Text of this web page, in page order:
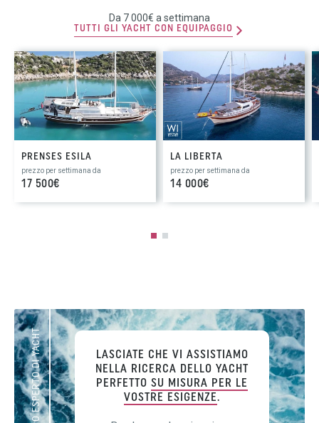
Da 7 000€ a settimana
TUTTI GLI YACHT CON EQUIPAGGIO
PRENSES ESILA
prezzo per settimana da
17 500€
LA LIBERTA
prezzo per settimana da
14 000€
IL VOSTRO ESPERTO DI YACHT
LASCIATE CHE VI ASSISTIAMO
NELLA RICERCA DELLO YACHT
PERFETTO SU MISURA PER LE
VOSTRE ESIGENZE.